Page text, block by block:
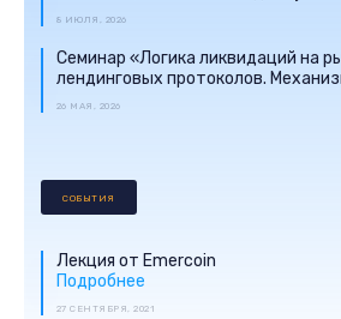
8 ИЮЛЯ, 2026
Семинар «Логика ликвидаций на
лендинговых протоколов.
26 МАЯ, 2026
СОБЫТИЯ
Лекция от Emercoin
Подробнее
27 СЕНТЯБРЯ, 2021